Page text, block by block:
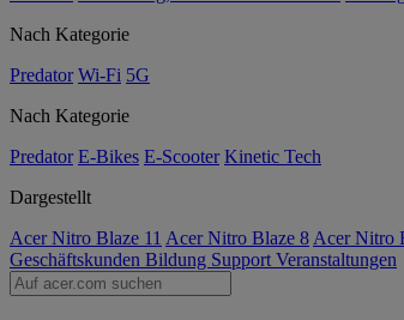
Nach Kategorie
Predator Wi-Fi 5G
Nach Kategorie
Predator E-Bikes E-Scooter Kinetic Tech
Dargestellt
Acer Nitro Blaze 11 Acer Nitro Blaze 8 Acer Nitro
Geschäftskunden Bildung Support Veranstaltungen